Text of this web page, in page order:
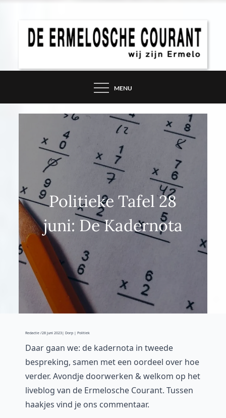
DE ERMELOSCHE
COURANT – WIJ ZIJN
ERMELO
MENU
Politieke Tafel 28
juni: De Kadernota
Redactie /28 juni 2023| Dorp | Politiek
Daar gaan we: de kadernota in tweede
bespreking, samen met een oordeel over hoe
verder. Avondje doorwerken & welkom op het
liveblog van de Ermelosche Courant. Tussen
haakjes vind je ons commentaar.